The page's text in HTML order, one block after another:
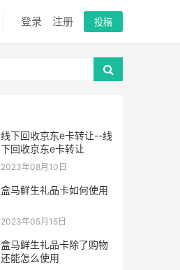
登录 注册 投稿
线下回收京东e卡转让--线
下回收京东e卡转让
2023年08月10日
盒马鲜生礼品卡如何使用
2023年05月15日
盒马鲜生礼品卡除了购物
还能怎么使用